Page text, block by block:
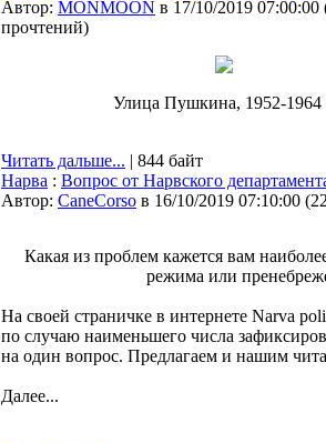
Автор: MONMOON в 17/10/2019 07:00:00
прочтений)
Улица Пушкина, 1952-1964
Читать дальше... | 844 байт
Нарва : Вопрос от Нарвского
Автор: CaneCorso в 16/10/2019 07:10:00 (
Какая из проблем кажется вам
режима или
На своей страничке в интернете Narva
по случаю наименьшего числа
на один вопрос. Предлагаем и нашим
Далее...